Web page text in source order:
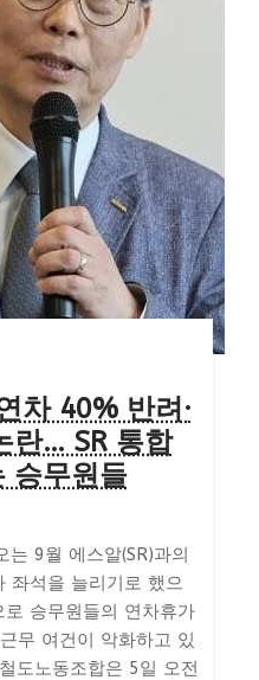
차 40% 반려·
란… SR 통합
승무원들
는 9월 에스알(SR)과의
좌석을 늘리기로 했으
승무원들의 연차휴가
무 여건이 악화하고 있
도노동조합은 5일 오전